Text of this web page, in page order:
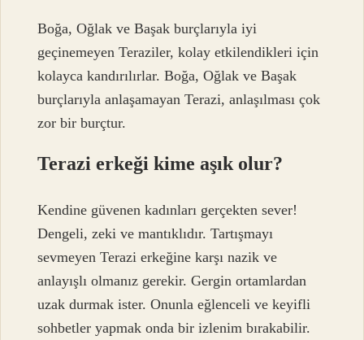
Boğa, Oğlak ve Başak burçlarıyla iyi
geçinemeyen Teraziler, kolay etkilendikleri için
kolayca kandırılırlar. Boğa, Oğlak ve Başak
burçlarıyla anlaşamayan Terazi, anlaşılması çok
zor bir burçtur.
Terazi erkeği kime aşık olur?
Kendine güvenen kadınları gerçekten sever!
Dengeli, zeki ve mantıklıdır. Tartışmayı
sevmeyen Terazi erkeğine karşı nazik ve
anlayışlı olmanız gerekir. Gergin ortamlardan
uzak durmak ister. Onunla eğlenceli ve keyifli
sohbetler yapmak onda bir izlenim bırakabilir.